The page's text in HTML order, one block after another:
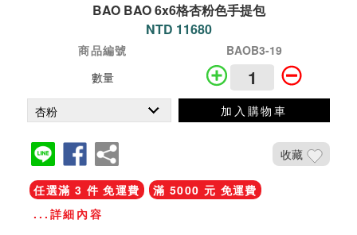
BAO BAO 6x6格杏粉色手提包
NTD 11680
商品編號
BAOB3-19
數量
加入購物車
收藏
任選滿 3 件 免運費
滿 5000 元 免運費
...詳細內容